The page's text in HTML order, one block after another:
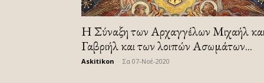
Η Σύναξη των Αρχαγγέλων Μιχαήλ
Γαβριήλ και των λοιπών Ασωμάτων...
Askitikon Σα 07-Νοέ-2020